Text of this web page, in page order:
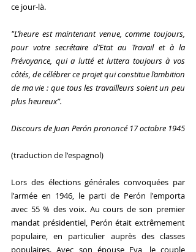
ce jour-là.
"L’heure est maintenant venue, comme toujours,
pour votre secrétaire d’Etat au Travail et à la
Prévoyance, qui a lutté et luttera toujours à vos
côtés, de célébrer ce projet qui constitue l’ambition
de ma vie : que tous les travailleurs soient un peu
plus heureux”.
Discours de Juan Perón prononcé 17 octobre 1945
(traduction de l'espagnol)
Lors des élections générales convoquées par
l'armée en 1946, le parti de Perón l'emporta
avec 55 % des voix. Au cours de son premier
mandat présidentiel, Perón était extrêmement
populaire, en particulier auprès des classes
populaires. Avec son épouse Eva, le couple